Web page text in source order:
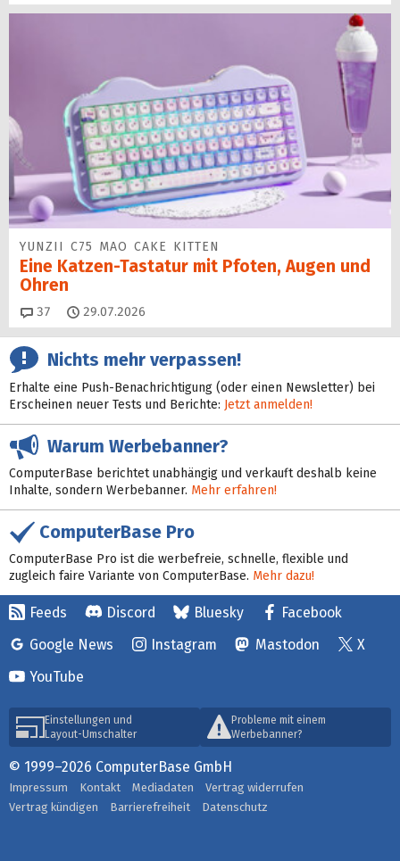
YUNZII C75 MAO CAKE KITTEN
Eine Katzen-Tastatur mit Pfoten, Augen und
Ohren
37 Kommentare
29.07.2026
Nichts mehr verpassen!
Erhalte eine Push-Benachrichtigung (oder einen Newsletter) bei
Erscheinen neuer Tests und Berichte: Jetzt anmelden!
Warum Werbebanner?
ComputerBase berichtet unabhängig und verkauft deshalb keine
Inhalte, sondern Werbebanner. Mehr erfahren!
ComputerBase Pro
ComputerBase Pro ist die werbefreie, schnelle, flexible und
zugleich faire Variante von ComputerBase. Mehr dazu!
Feeds Discord Bluesky
Facebook
Google News
Instagram Mastodon
X
YouTube
Einstellungen und
Layout-Umschalter
Probleme mit einem
Werbebanner?
© 1999–2026 ComputerBase GmbH
Impressum Kontakt Mediadaten
Vertrag widerrufen
Vertrag kündigen
Barrierefreiheit Datenschutz